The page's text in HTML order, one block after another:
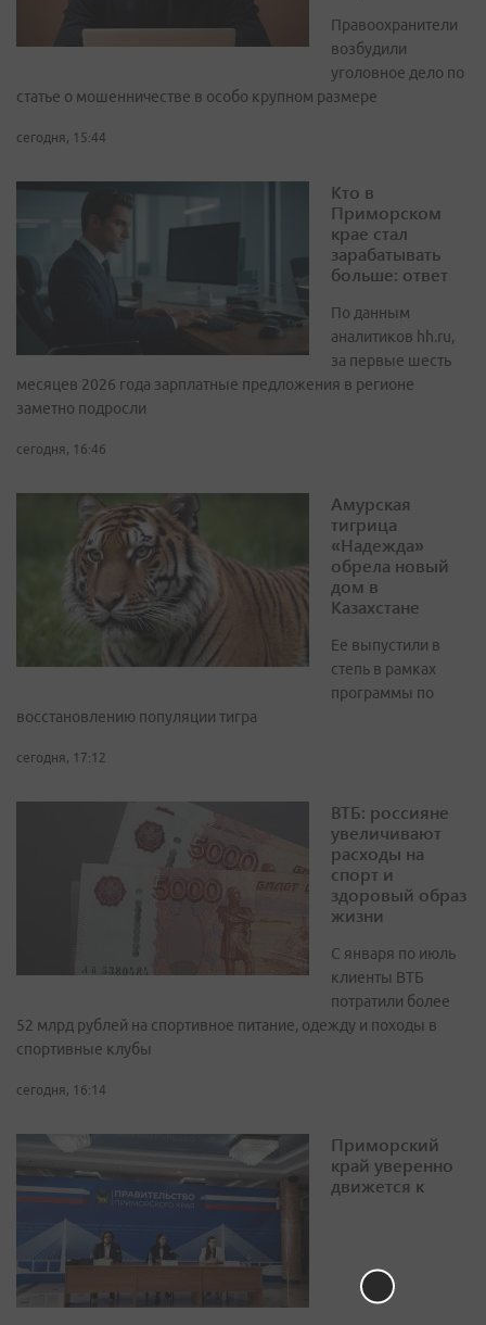
Правоохранители
возбудили
уголовное дело по
статье о мошенничестве в особо крупном размере
сегодня, 15:44
Кто в
Приморском
крае стал
зарабатывать
больше: ответ
По данным
аналитиков hh.ru,
за первые шесть
месяцев 2026 года зарплатные предложения в регионе
заметно подросли
сегодня, 16:46
Амурская
тигрица
«Надежда»
обрела новый
дом в
Казахстане
Ее выпустили в
степь в рамках
программы по
восстановлению популяции тигра
сегодня, 17:12
ВТБ: россияне
увеличивают
расходы на
спорт и
здоровый образ
жизни
С января по июль
клиенты ВТБ
потратили более
52 млрд рублей на спортивное питание, одежду и походы в
спортивные клубы
сегодня, 16:14
Приморский
край уверенно
движется к